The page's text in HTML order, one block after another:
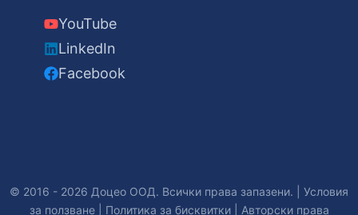
YouTube
LinkedIn
Facebook
© 2016 - 2026 Доцео ООД. Всички права запазени. | Условия
за ползване| Политика за бисквитки| Авторски права